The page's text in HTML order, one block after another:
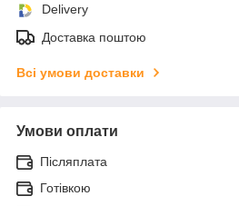
Delivery
Доставка поштою
Всі умови доставки
Умови оплати
Післяплата
Готівкою